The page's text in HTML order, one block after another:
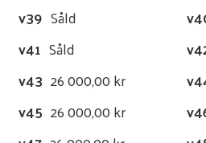
v39 Såld
v41 Såld
v43 26 000,00 kr
v45 26 000,00 kr